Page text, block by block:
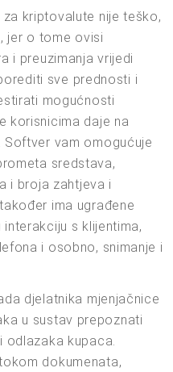
kriptovalute nije teško,
jer o tome ovisi
i preuzimanja vrijedi
sve prednosti i
mogućnosti
korisnicima daje na
vam omogućuje
sredstava,
i broja zahtjeva i
ima ugrađene
s klijentima,
i osobno, snimanje i
djelatnika mjenjačnice
u sustav prepoznati
odlazaka kupaca.
dokumenata,